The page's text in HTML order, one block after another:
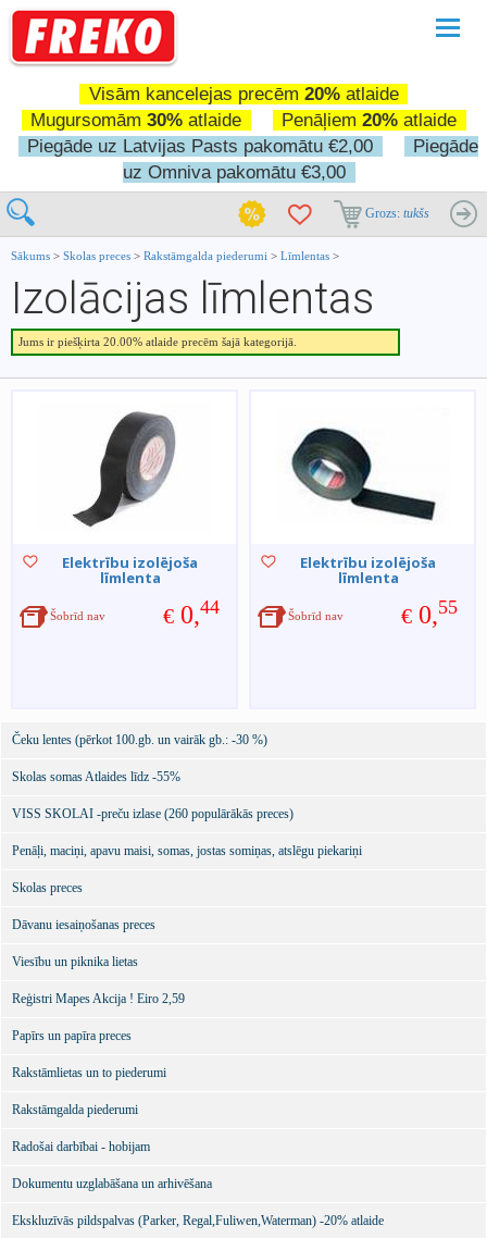
Visām kancelejas precēm 20%atlaide
Mugursomām 30% atlaide Penāļiem 20% atlaide
Piegāde uz Latvijas Pasts pakomātu €2,00
Piegāde
uz Omniva pakomātu €3,00
Grozs: tukšs
Sākums > Skolas preces > Rakstāmgalda piederumi > Līmlentas >
Izolācijas līmlentas
Jums ir piešķirta 20.00% atlaide precēm šajā kategorijā.
Elektrību izolējoša
līmlenta
€ 0,44
Šobrīd nav
Elektrību izolējoša
līmlenta
€ 0,55
Šobrīd nav
Čeku lentes (pērkot 100.gb. un vairāk gb.: -30 %)
Skolas somas Atlaides līdz -55%
VISS SKOLAI -preču izlase (260 populārākās preces)
Penāļi, maciņi, apavu maisi, somas, jostas somiņas, atslēgu piekariņi
Skolas preces
Dāvanu iesaiņošanas preces
Viesību un piknika lietas
Reģistri Mapes Akcija ! Eiro 2,59
Papīrs un papīra preces
Rakstāmlietas un to piederumi
Rakstāmgalda piederumi
Radošai darbībai - hobijam
Dokumentu uzglabāšana un arhivēšana
Ekskluzīvās pildspalvas (Parker, Regal,Fuliwen,Waterman) -20% atlaide